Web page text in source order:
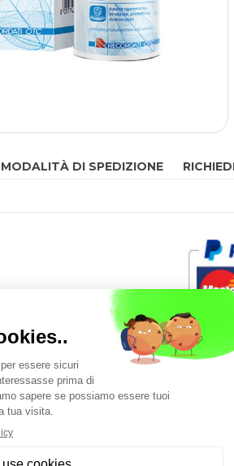
MODALITÀ DI SPEDIZIONE